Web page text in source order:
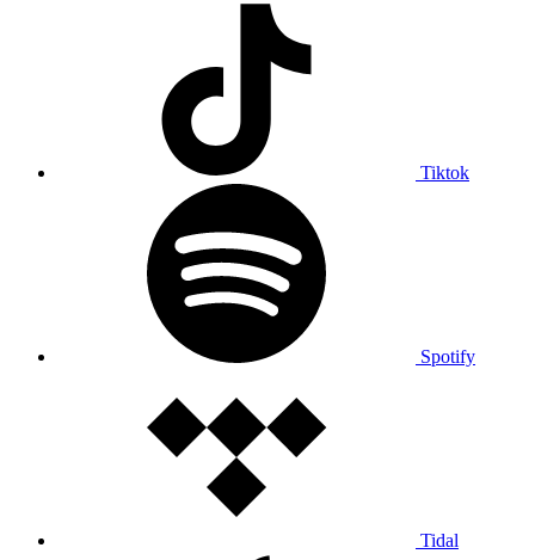
Tiktok
Spotify
Tidal